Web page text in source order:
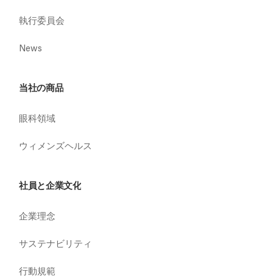
執行委員会
News
当社の商品
眼科領域
ウィメンズヘルス
社員と企業文化
企業理念
サステナビリティ
行動規範